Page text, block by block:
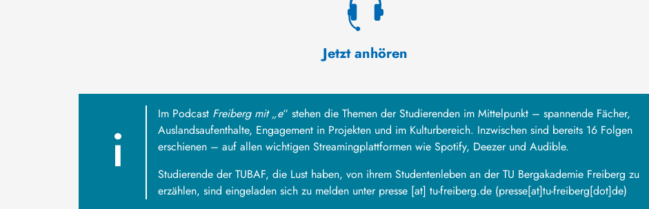
Jetzt anhören
Im Podcast Freiberg mit „e“ stehen die Themen der Studierenden im Mittelpunkt – spannende Fächer,
Auslandsaufenthalte, Engagement in Projekten und im Kulturbereich. Inzwischen sind bereits 16 Folgen
erschienen – auf allen wichtigen Streamingplattformen wie Spotify, Deezer und Audible.
Studierende der TUBAF, die Lust haben, von ihrem Studentenleben an der TU Bergakademie Freiberg zu
erzählen, sind eingeladen sich zu melden unter presse [at] tu-freiberg.de (presse[at]tu-freiberg[dot]de)